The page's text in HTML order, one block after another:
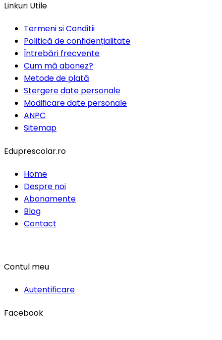
Linkuri Utile
Termeni si Conditii
Politică de confidențialitate
Întrebări frecvente
Cum mă abonez?
Metode de plată
Stergere date personale
Modificare date personale
ANPC
Sitemap
Eduprescolar.ro
Home
Despre noi
Abonamente
Blog
Contact
Contul meu
Autentificare
Facebook